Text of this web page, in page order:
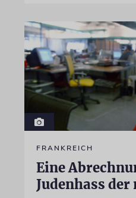
FRANKREICH
Eine
Judenhass